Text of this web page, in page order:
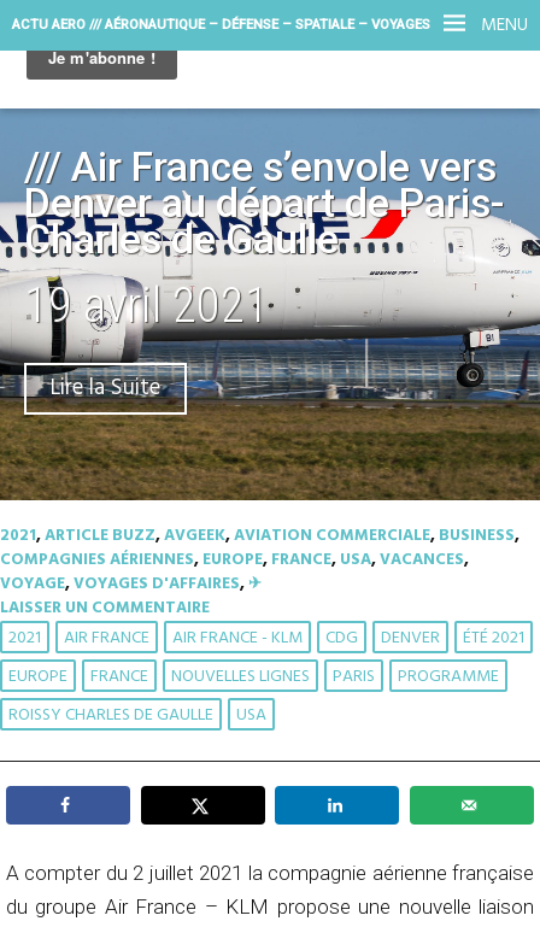
MENU
ACTU AERO /// AÉRONAUTIQUE – DÉFENSE – SPATIALE – VOYAGES
/// Air France s’envole vers
Denver au départ de Paris-
Charles de Gaulle
19 avril 2021
Lire la Suite
2021,ARTICLE BUZZ,AVGEEK,AVIATION COMMERCIALE,BUSINESS,
COMPAGNIES AÉRIENNES,EUROPE,FRANCE,USA,VACANCES,
VOYAGE,VOYAGES D'AFFAIRES,✈︎
LAISSER UN COMMENTAIRE
2021 AIR FRANCE AIR FRANCE - KLM CDG DENVER
ÉTÉ 2021
EUROPE
FRANCE NOUVELLES LIGNES PARIS
PROGRAMME
ROISSY CHARLES DE GAULLE
USA
A compter du 2 juillet 2021 la compagnie aérienne française
du groupe Air France – KLM propose une nouvelle liaison